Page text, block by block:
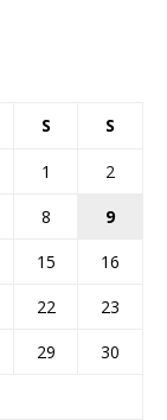
S S
1
2
8
9
15
16
22
23
29
30